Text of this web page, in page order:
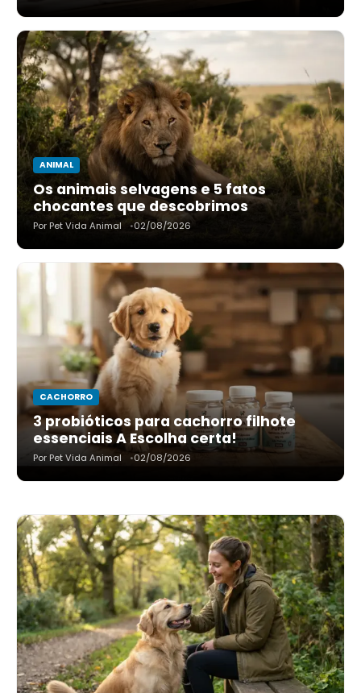
ANIMAL
Os animais selvagens e 5 fatos
chocantes que descobrimos
Por Pet Vida Animal 02/08/2026
CACHORRO
3 probióticos para cachorro filhote
essenciais A Escolha certa!
Por Pet Vida Animal 02/08/2026